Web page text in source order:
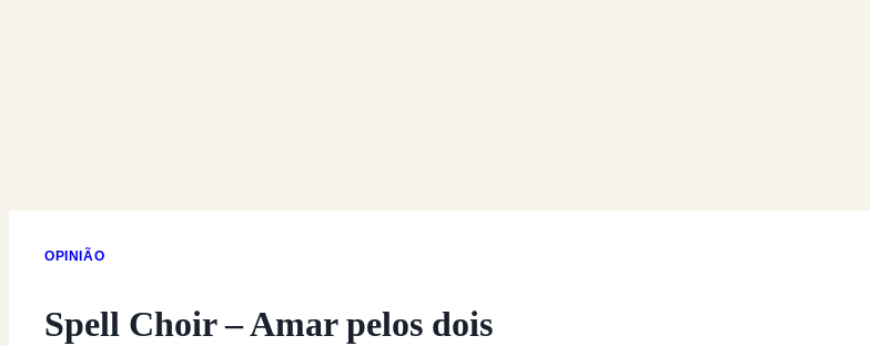
OPINIÃO
Spell Choir – Amar pelos dois